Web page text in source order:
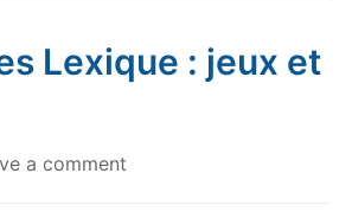
Lexique : jeux et
a comment